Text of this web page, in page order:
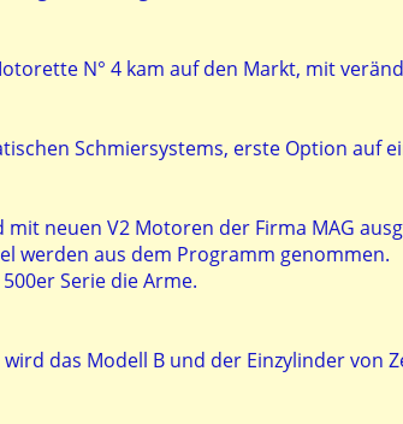
N° 4 kam auf den Markt, mit
Schmiersystems, erste Option auf
neuen V2 Motoren der Firma MAG
werden aus dem Programm genommen.
Serie die Arme.
das Modell B und der Einzylinder von